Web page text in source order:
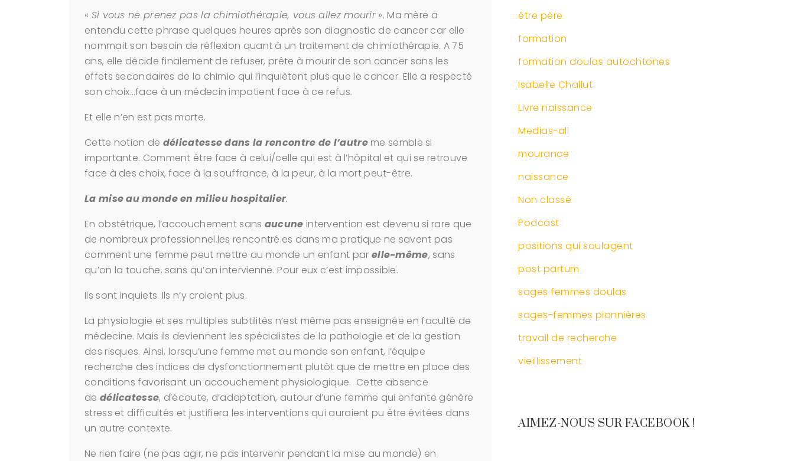
« Si vous ne prenez pas la chimiothérapie, vous allez mourir ». Ma mère a
entendu cette phrase quelques heures après son diagnostic de cancer car elle
nommait son besoin de réflexion quant à un traitement de chimiothérapie. A 75
ans, elle décide finalement de refuser, prête à mourir de son cancer sans les
effets secondaires de la chimio qui l’inquiètent plus que le cancer. Elle a respecté
son choix…face à un médecin impatient face à ce refus.
Et elle n’en est pas morte.
Cette notion de délicatesse dans la rencontre de l’autreme semble si
importante. Comment être face à celui/celle qui est à l’hôpital et qui se retrouve
face à des choix, face à la souffrance, à la peur, à la mort peut-être.
La mise au monde en milieu hospitalier.
En obstétrique, l’accouchement sans aucune intervention est devenu si rare que
de nombreux professionnel.les rencontré.es dans ma pratique ne savent pas
comment une femme peut mettre au monde un enfant par elle-même, sans
qu’on la touche, sans qu’on intervienne. Pour eux c’est impossible.
Ils sont inquiets. Ils n’y croient plus.
La physiologie et ses multiples subtilités n’est même pas enseignée en faculté de
médecine. Mais ils deviennent les spécialistes de la pathologie et de la gestion
des risques. Ainsi, lorsqu’une femme met au monde son enfant, l’équipe
recherche des indices de dysfonctionnement plutôt que de mettre en place des
conditions favorisant un accouchement physiologique. Cette absence
de délicatesse, d’écoute, d’adaptation, autour d’une femme qui enfante génère
stress et difficultés et justifiera les interventions qui auraient pu être évitées dans
un autre contexte.
Ne rien faire (ne pas agir, ne pas intervenir pendant la mise au monde) en
être père
formation
formation doulas autochtones
Isabelle Challut
Livre naissance
Medias-all
mourance
naissance
Non classé
Podcast
positions qui soulagent
post partum
sages femmes doulas
sages-femmes pionnières
travail de recherche
vieillissement
AIMEZ-NOUS SUR FACEBOOK !